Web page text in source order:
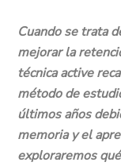
Cuando se trata
mejorar la
técnica active
método de
últimos años
memoria y el
exploraremos